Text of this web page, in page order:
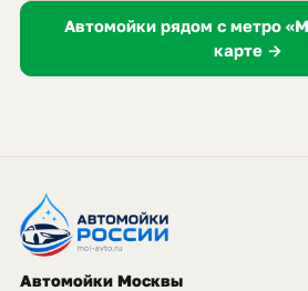
Автомойки рядом с метро
карте →
Автомойки Москвы